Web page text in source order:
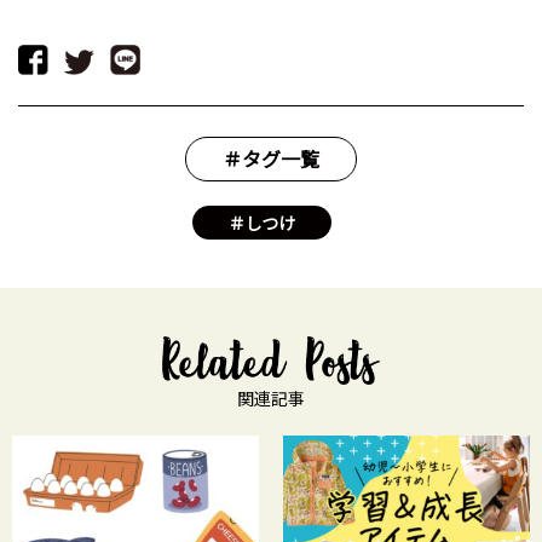
＃タグ一覧
＃しつけ
関連記事